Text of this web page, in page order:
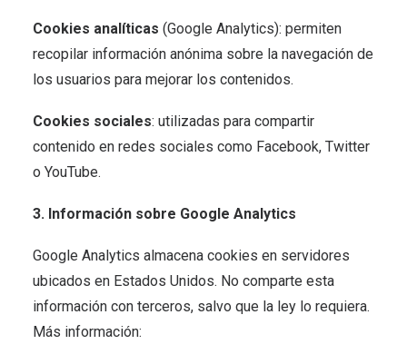
Cookies analíticas (Google Analytics): permiten
recopilar información anónima sobre la navegación de
los usuarios para mejorar los contenidos.
Cookies sociales: utilizadas para compartir
contenido en redes sociales como Facebook, Twitter
o YouTube.
3. Información sobre Google Analytics
Google Analytics almacena cookies en servidores
ubicados en Estados Unidos. No comparte esta
información con terceros, salvo que la ley lo requiera.
Más información: